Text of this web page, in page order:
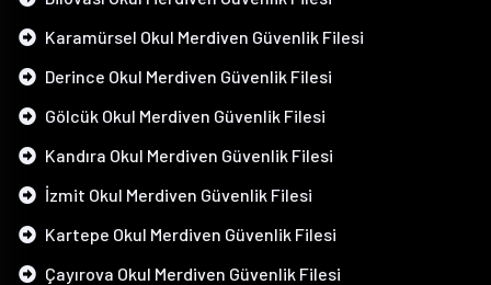
Karamürsel Okul Merdiven Güvenlik Filesi
Derince Okul Merdiven Güvenlik Filesi
Gölcük Okul Merdiven Güvenlik Filesi
Kandıra Okul Merdiven Güvenlik Filesi
İzmit Okul Merdiven Güvenlik Filesi
Kartepe Okul Merdiven Güvenlik Filesi
Çayırova Okul Merdiven Güvenlik Filesi